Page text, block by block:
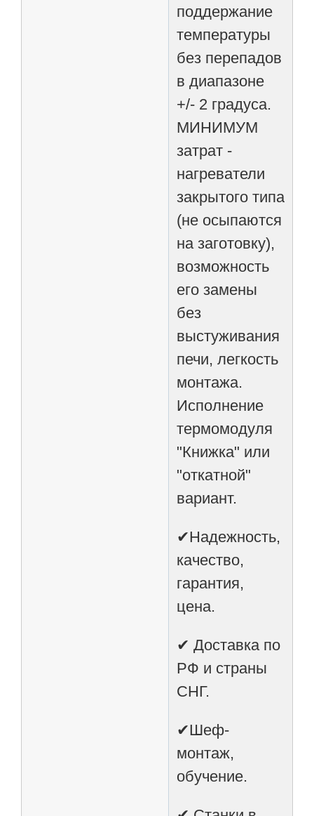
поддержание
температуры
без перепадов
в диапазоне
+/- 2 градуса.
МИНИМУМ
затрат -
нагреватели
закрытого типа
(не осыпаются
на заготовку),
возможность
его замены
без
выстуживания
печи, легкость
монтажа.
Исполнение
термомодуля
"Книжка" или
"откатной"
вариант.
✔Надежность,
качество,
гарантия,
цена.
✔ Доставка по
РФ и страны
СНГ.
✔Шеф-
монтаж,
обучение.